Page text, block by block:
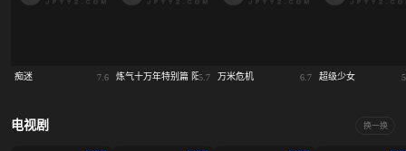
痴迷 7.6 炼气十万年特别篇 阳极天下
5.7 万米危机 6.7 超级少女
电视剧 换一换